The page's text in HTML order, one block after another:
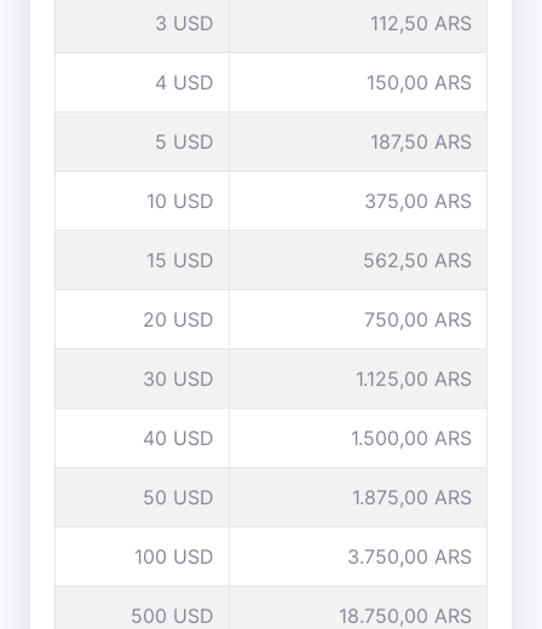
3 USD 112,50 ARS
4 USD 150,00 ARS
5 USD 187,50 ARS
10 USD 375,00 ARS
15 USD 562,50 ARS
20 USD 750,00 ARS
30 USD 1.125,00 ARS
40 USD 1.500,00 ARS
50 USD 1.875,00 ARS
100 USD 3.750,00 ARS
500 USD 18.750,00 ARS